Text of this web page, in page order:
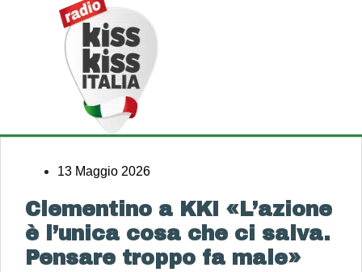
13 Maggio 2026
Clementino a KKI «L’azione
è l’unica cosa che ci salva.
Pensare troppo fa male»